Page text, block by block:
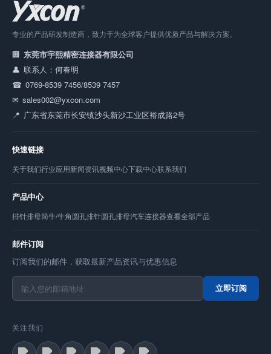
专业的产品研发制造商，致力于为全球客户提供优质产品与解决方案。
东莞市宇熙精密连接器有限公司
联系人：何春明
0769-8539 7456/8539 7457
sales002@yxcon.com
广东省东莞市长安镇沙头新沙工业区裕成路2号
快速链接
关于我们行业应用新闻资讯视频中心下载中心联系我们
产品中心
排针排母简牛/牛角圆孔排针圆孔排母汽车连接器查看全部产品
邮件订阅
订阅我们的邮件，获取最新产品资讯与优惠信息
立即订阅
关注我们